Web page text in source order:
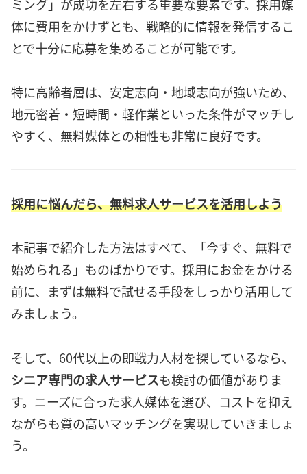
ミング」が成功を左右する重要な要素です。採用媒
体に費用をかけずとも、戦略的に情報を発信するこ
とで十分に応募を集めることが可能です。
特に高齢者層は、安定志向・地域志向が強いため、
地元密着・短時間・軽作業といった条件がマッチし
やすく、無料媒体との相性も非常に良好です。
採用に悩んだら、無料求人サービスを活用しよう
本記事で紹介した方法はすべて、「今すぐ、無料で
始められる」ものばかりです。採用にお金をかける
前に、まずは無料で試せる手段をしっかり活用して
みましょう。
そして、60代以上の即戦力人材を探しているなら、
シニア専門の求人サービスも検討の価値がありま
す。ニーズに合った求人媒体を選び、コストを抑え
ながらも質の高いマッチングを実現していきましょ
う。